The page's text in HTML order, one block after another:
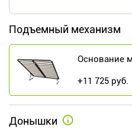
Подъемный механизм
Основание
+11 725 руб.
Донышки